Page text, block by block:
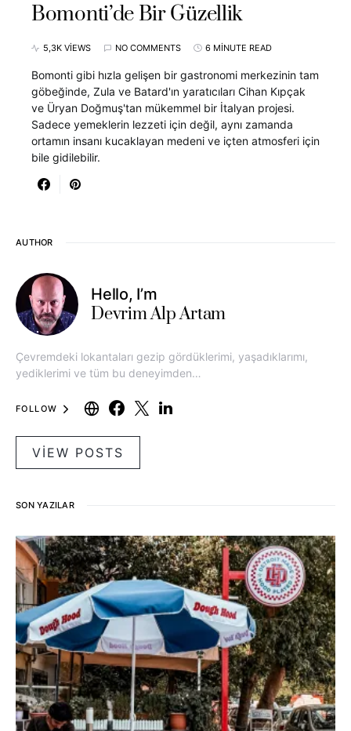
Bomonti’de Bir Güzellik
5,3K VIEWS NO COMMENTS 6 MINUTE READ
Bomonti gibi hızla gelişen bir gastronomi merkezinin tam
göbeğinde, Zula ve Batard'ın yaratıcıları Cihan Kıpçak
ve Üryan Doğmuş'tan mükemmel bir İtalyan projesi.
Sadece yemeklerin lezzeti için değil, aynı zamanda
ortamın insanı kucaklayan medeni ve içten atmosferi için
bile gidilebilir.
AUTHOR
Hello, I’m
Devrim Alp Artam
Çevremdeki lokantaları gezip gördüklerimi, yaşadıklarımı,
yediklerimi ve tüm bu deneyimden…
FOLLOW
VIEW POSTS
SON YAZILAR